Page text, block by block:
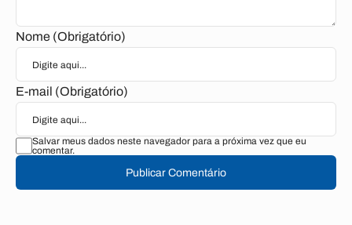
Nome (Obrigatório)
E-mail (Obrigatório)
Salvar meus dados neste navegador para a próxima vez que eu
comentar.
Publicar Comentário